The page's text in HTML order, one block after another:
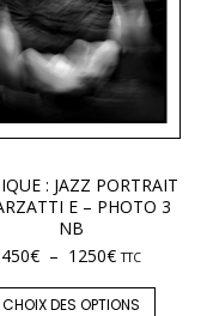
: JAZZ PORTRAIT
E – PHOTO 3
NB
450€ – 1250€ TTC
CHOIX DES OPTIONS